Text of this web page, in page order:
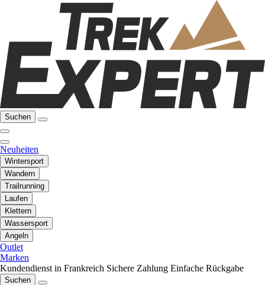
Suchen
Neuheiten
Wintersport
Wandern
Trailrunning
Laufen
Klettern
Wassersport
Angeln
Outlet
Marken
Kundendienst in Frankreich Sichere Zahlung Einfache Rückgabe
Suchen